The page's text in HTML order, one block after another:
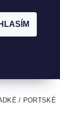
/ PORTSKÉ